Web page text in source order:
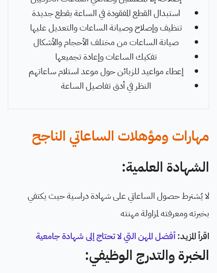
استبدال القطع المفقودة في الساعة بقطع جديدة
تنظيف وإصلاح وصيانة الساعات والتعديل عليها
صيانة الساعات من مختلف الأحجام والأشكال
تفكيك الساعات وإعادة تجميعها
إعطاء مواعيد للزبائن حول موعد استلام ساعاتهم
النظر في أدق تفاصيل الساعة
مهارات ومؤهلات الساعاتي الناجح
الشهادة العلمية:
لا يُشترط حصول الساعاتي على شهادة دراسية حيث يكتفي
بخبرته ومعرفته لمزاولة مهنته
اقرأ المزيد:أفضل المهن التي لا تحتاج إلى شهادة جامعية
الخبرة والتدرج الوظيفي: